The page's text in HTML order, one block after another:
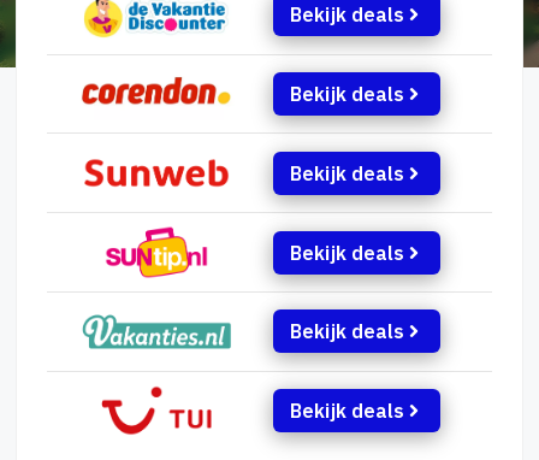
Bekijk deals
Bekijk deals
Bekijk deals
Bekijk deals
Bekijk deals
Bekijk deals